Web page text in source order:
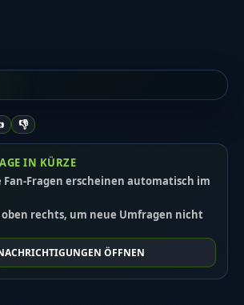
👎
IN KÜRZE
Fan-Fragen erscheinen automatisch im
oben rechts, um neue Umfragen nicht
ÖFFNEN